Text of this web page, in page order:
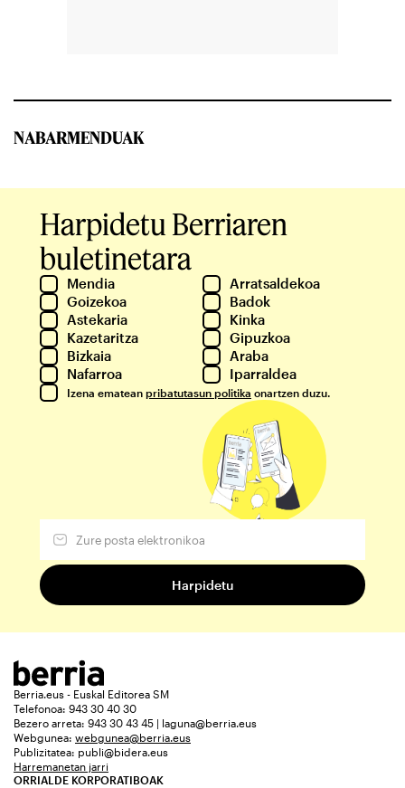
NABARMENDUAK
Harpidetu Berriaren
buletinetara
Mendia
Arratsaldekoa
Goizekoa
Badok
Astekaria
Kinka
Kazetaritza
Gipuzkoa
Bizkaia
Araba
Nafarroa
Iparraldea
Izena ematean pribatutasun politika onartzen duzu.
Berria.eus - Euskal Editorea SM
Telefonoa: 943 30 40 30
Bezero arreta: 943 30 43 45 | laguna@berria.eus
Webgunea: webgunea@berria.eus
Publizitatea: publi@bidera.eus
Harremanetan jarri
ORRIALDE KORPORATIBOAK